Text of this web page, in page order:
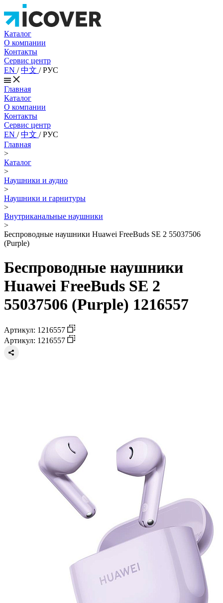
Каталог
О компании
Контакты
Сервис центр
EN /中文 /РУС
Главная
Каталог
О компании
Контакты
Сервис центр
EN /中文 /РУС
Главная
>
Каталог
>
Наушники и аудио
>
Наушники и гарнитуры
>
Внутриканальные наушники
>
Беспроводные наушники Huawei FreeBuds SE 2 55037506
(Purple)
Беспроводные наушники
Huawei FreeBuds SE 2
55037506 (Purple) 1216557
Артикул: 1216557
Артикул: 1216557